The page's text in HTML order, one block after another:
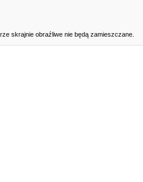
skrajnie obraźliwe nie będą zamieszczane.